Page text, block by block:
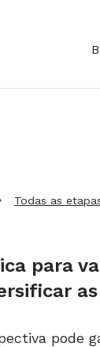
Todas as
para
pode